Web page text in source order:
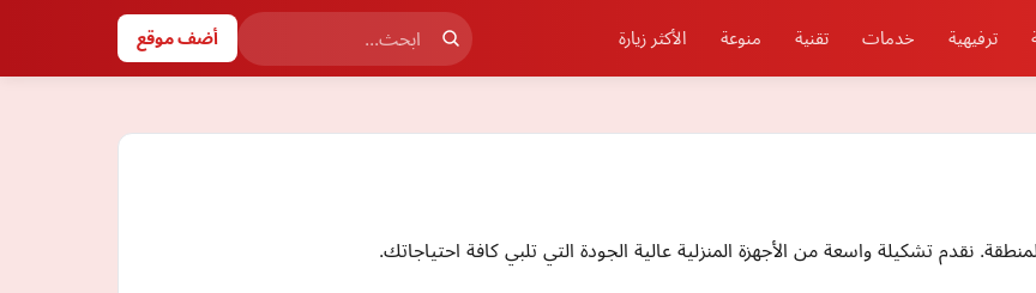
ترفيهية خدمات تقنية منوعة الأكثر زيارة أضف موقع
نقدم تشكيلة واسعة من الأجهزة المنزلية عالية الجودة التي تلبي كافة احتياجاتك.